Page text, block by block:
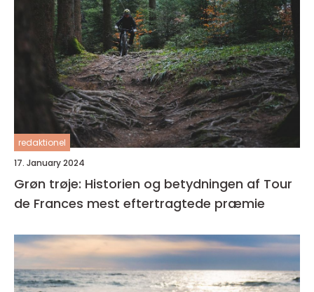
redaktionel
17. January 2024
Grøn trøje: Historien og betydningen af Tour
de Frances mest eftertragtede præmie